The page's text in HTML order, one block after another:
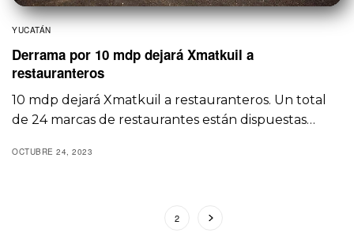
YUCATÁN
Derrama por 10 mdp dejará Xmatkuil a
restauranteros
10 mdp dejará Xmatkuil a restauranteros. Un total
de 24 marcas de restaurantes están dispuestas…
OCTUBRE 24, 2023
2